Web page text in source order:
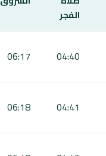
الفجر
04:40
06:17
04:41
06:18